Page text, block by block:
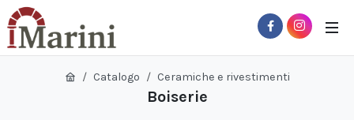
Catalogo Ceramiche e rivestimenti
Boiserie